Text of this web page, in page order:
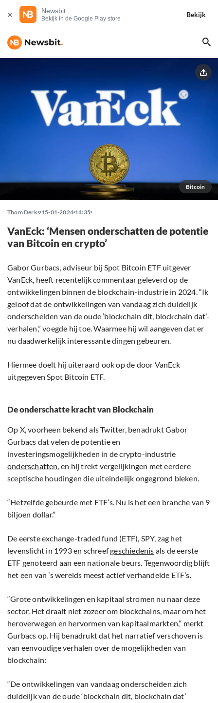
Newsbit
Bekijk in de Google Play store
Bekijk
Bitcoin
Thom Derks 15-01-2024 14:35
VanEck: ‘Mensen onderschatten de potentie
van Bitcoin en crypto’
Gabor Gurbacs, adviseur bij Spot Bitcoin ETF uitgever
VanEck, heeft recentelijk commentaar geleverd op de
ontwikkelingen binnen de blockchain-industrie in 2024. “Ik
geloof dat de ontwikkelingen van vandaag zich duidelijk
onderscheiden van de oude ‘blockchain dit, blockchain dat’-
verhalen,” voegde hij toe. Waarmee hij wil aangeven dat er
nu daadwerkelijk interessante dingen gebeuren.
Hiermee doelt hij uiteraard ook op de door VanEck
uitgegeven Spot Bitcoin ETF.
De onderschatte kracht van Blockchain
Op X, voorheen bekend als Twitter, benadrukt Gabor
Gurbacs dat velen de potentie en
investeringsmogelijkheden in de crypto-industrie
onderschatten, en hij trekt vergelijkingen met eerdere
sceptische houdingen die uiteindelijk ongegrond bleken.
“Hetzelfde gebeurde met ETF’s. Nu is het een branche van 9
biljoen dollar.”
De eerste exchange-traded fund (ETF), SPY, zag het
levenslicht in 1993 en schreefgeschiedenis als de eerste
ETF genoteerd aan een nationale beurs. Tegenwoordig blijft
het een van ’s werelds meest actief verhandelde ETF’s.
“Grote ontwikkelingen en kapitaal stromen nu naar deze
sector. Het draait niet zozeer om blockchains, maar om het
heroverwegen en hervormen van kapitaalmarkten,” merkt
Gurbacs op. Hij benadrukt dat het narratief verschoven is
van eenvoudige verhalen over de mogelijkheden van
blockchain:
“De ontwikkelingen van vandaag onderscheiden zich
duidelijk van de oude ‘blockchain dit, blockchain dat’